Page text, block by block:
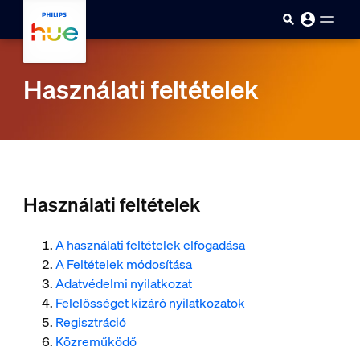
Használati feltételek
Használati feltételek
A használati feltételek elfogadása
A Feltételek módosítása
Adatvédelmi nyilatkozat
Felelősséget kizáró nyilatkozatok
Regisztráció
Közreműködő